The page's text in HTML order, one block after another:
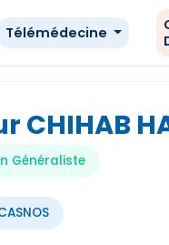
Télémédecine
CHIHAB
Généraliste